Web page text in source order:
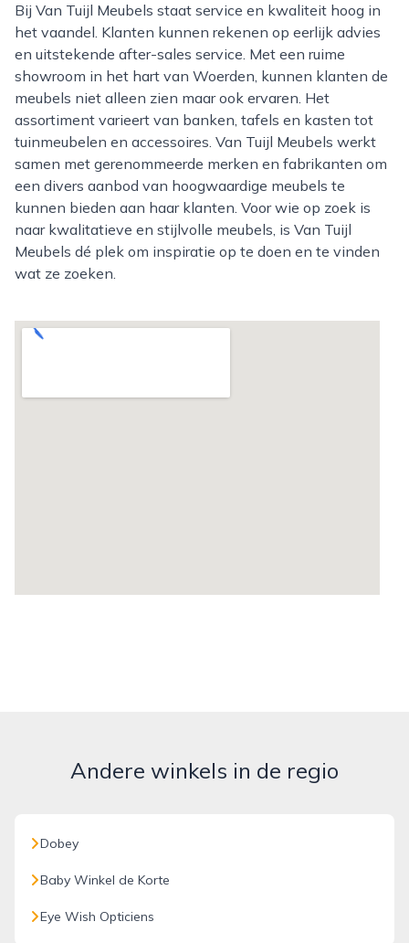
Bij Van Tuijl Meubels staat service en kwaliteit hoog in
het vaandel. Klanten kunnen rekenen op eerlijk advies
en uitstekende after-sales service. Met een ruime
showroom in het hart van Woerden, kunnen klanten de
meubels niet alleen zien maar ook ervaren. Het
assortiment varieert van banken, tafels en kasten tot
tuinmeubelen en accessoires. Van Tuijl Meubels werkt
samen met gerenommeerde merken en fabrikanten om
een divers aanbod van hoogwaardige meubels te
kunnen bieden aan haar klanten. Voor wie op zoek is
naar kwalitatieve en stijlvolle meubels, is Van Tuijl
Meubels dé plek om inspiratie op te doen en te vinden
wat ze zoeken.
Andere winkels in de regio
Dobey
Baby Winkel de Korte
Eye Wish Opticiens